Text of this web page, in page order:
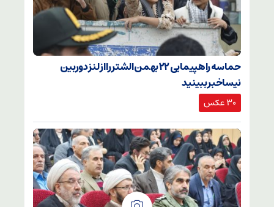
حماسه راهپیمایی ۲۲ بهمن الشتر را از لنز دوربین
نیساخبر ببینید
30 عکس